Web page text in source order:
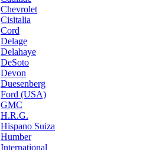
Chevrolet
Cisitalia
Cord
Delage
Delahaye
DeSoto
Devon
Duesenberg
Ford (USA)
GMC
H.R.G.
Hispano Suiza
Humber
International